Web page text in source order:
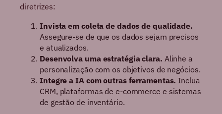
diretrizes:
Invista em coleta de dados de qualidade.
Assegure-se de que os dados sejam precisos
e atualizados.
Desenvolva uma estratégia clara. Alinhe a
personalização com os objetivos de negócios.
Integre a IA com outras ferramentas. Inclua
CRM, plataformas de e-commerce e sistemas
de gestão de inventário.